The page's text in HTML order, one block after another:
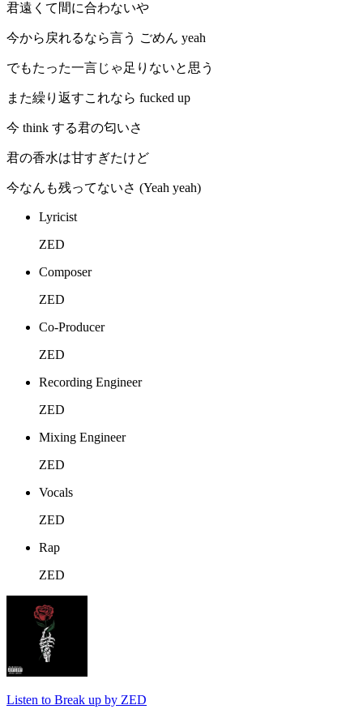
君遠くて間に合わないや
今から戻れるなら言う ごめん yeah
でもたった一言じゃ足りないと思う
また繰り返すこれなら fucked up
今 think する君の匂いさ
君の香水は甘すぎたけど
今なんも残ってないさ (Yeah yeah)
Lyricist
ZED
Composer
ZED
Co-Producer
ZED
Recording Engineer
ZED
Mixing Engineer
ZED
Vocals
ZED
Rap
ZED
Listen to Break up by ZED